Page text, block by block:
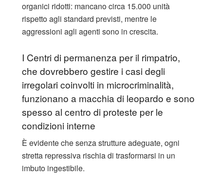
organici ridotti: mancano circa 15.000 unità
rispetto agli standard previsti, mentre le
aggressioni agli agenti sono in crescita.
I Centri di permanenza per il rimpatrio,
che dovrebbero gestire i casi degli
irregolari coinvolti in microcriminalità,
funzionano a macchia di leopardo e sono
spesso al centro di proteste per le
condizioni interne
È evidente che senza strutture adeguate, ogni
stretta repressiva rischia di trasformarsi in un
imbuto ingestibile.